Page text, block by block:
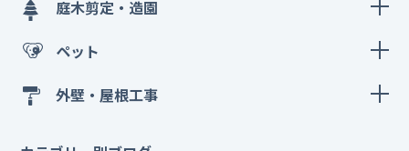
庭木剪定・造園
ペット
外壁・屋根工事